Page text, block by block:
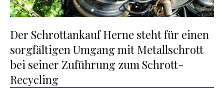
Der Schrottankauf Herne steht für einen
sorgfältigen Umgang mit Metallschrott
bei seiner Zuführung zum Schrott-
Recycling